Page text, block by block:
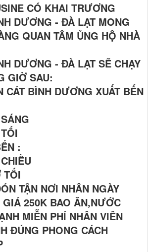
CÓ KHAI TRƯƠNG
DƯƠNG - ĐÀ LẠT MONG
QUAN TÂM ỦNG HỘ NHÀ
DƯƠNG - ĐÀ LẠT SẼ CHẠY
GIỜ SAU:
CÁT BÌNH DƯƠNG XUẤT BẾN
:
TẬN NƠI NHÂN NGÀY
250K BAO ĂN,NƯỚC
MIỄN PHÍ NHÂN VIÊN
ĐÚNG PHONG CÁCH